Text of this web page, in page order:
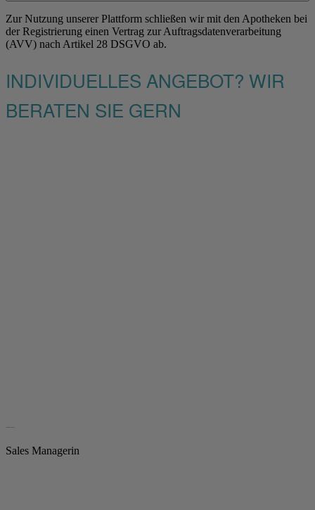
Zur Nutzung unserer Plattform schließen wir mit den Apotheken bei
der Registrierung einen Vertrag zur Auftragsdatenverarbeitung
(AVV) nach Artikel 28 DSGVO ab.
INDIVIDUELLES ANGEBOT? WIR
BERATEN SIE GERN
Sales Managerin